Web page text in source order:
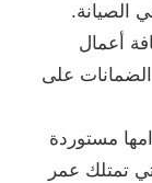
الصيانة.
أعمال
الضمانات على
مستوردة
تمتلك عمر